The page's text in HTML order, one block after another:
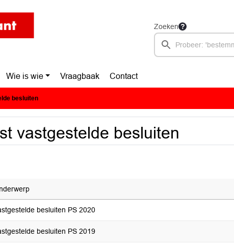
Zoeken
Wie is wie Vraagbaak Contact
besluiten
vastgestelde besluiten
besluiten PS 2020
besluiten PS 2019